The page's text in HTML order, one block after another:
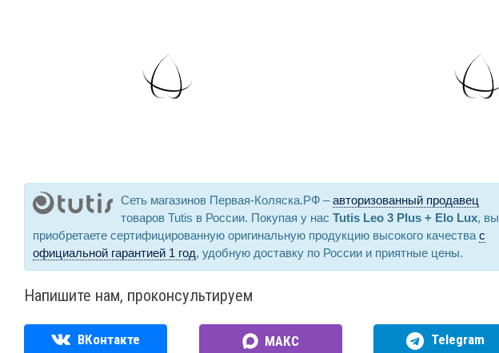
Сеть магазинов Первая-Коляска.РФ –авторизованный продавец
товаров Tutis в России. Покупая у нас Tutis Leo 3 Plus + Elo Lux, вы
приобретаете сертифицированную оригинальную продукцию высокого качества с
официальной гарантией 1 год, удобную доставку по России и приятные цены.
Напишите нам, проконсультируем
ВКонтакте МАКС Telegram